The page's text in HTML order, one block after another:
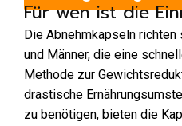
Für wen ist die
Die Abnehmkapseln richten
und Männer, die eine
Methode zur
drastische
zu benötigen, bieten die